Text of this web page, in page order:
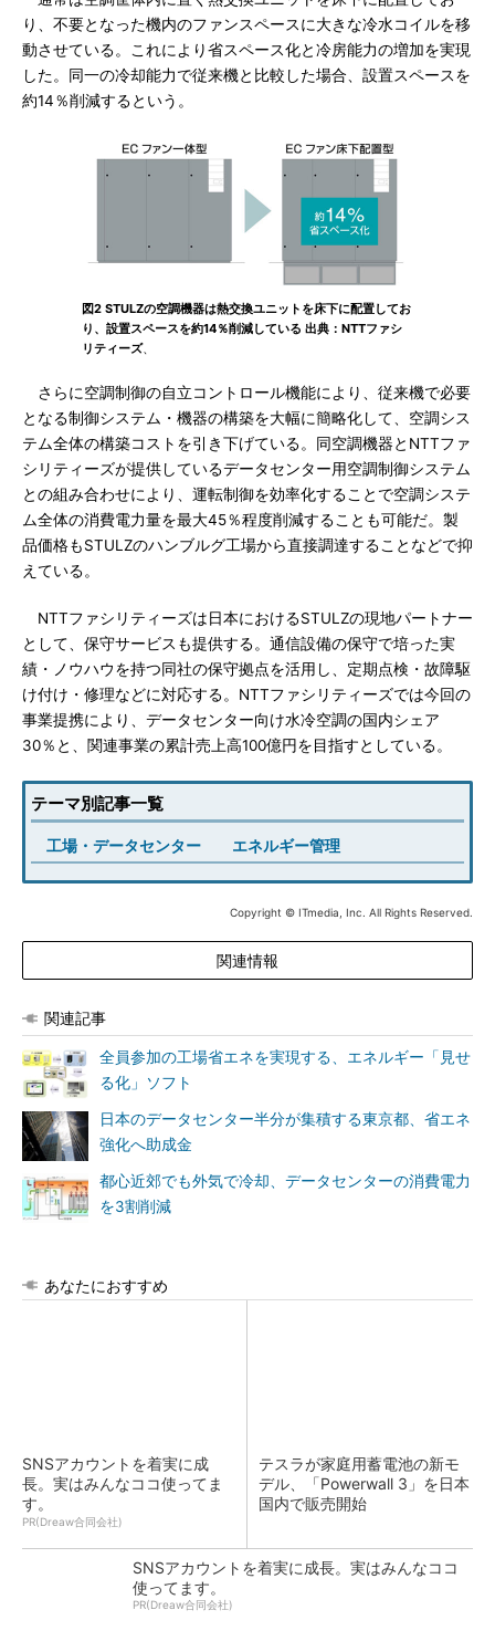
り、不要となった機内のファンスペースに大きな冷水コイルを移
動させている。これにより省スペース化と冷房能力の増加を実現
した。同一の冷却能力で従来機と比較した場合、設置スペースを
約14％削減するという。
図2 STULZの空調機器は熱交換ユニットを床下に配置してお
り、設置スペースを約14％削減している 出典：NTTファシ
リティーズ、
さらに空調制御の自立コントロール機能により、従来機で必要
となる制御システム・機器の構築を大幅に簡略化して、空調シス
テム全体の構築コストを引き下げている。同空調機器とNTTファ
シリティーズが提供しているデータセンター用空調制御システム
との組み合わせにより、運転制御を効率化することで空調システ
ム全体の消費電力量を最大45％程度削減することも可能だ。製
品価格もSTULZのハンブルグ工場から直接調達することなどで抑
えている。
NTTファシリティーズは日本におけるSTULZの現地パートナー
として、保守サービスも提供する。通信設備の保守で培った実
績・ノウハウを持つ同社の保守拠点を活用し、定期点検・故障駆
け付け・修理などに対応する。NTTファシリティーズでは今回の
事業提携により、データセンター向け水冷空調の国内シェア
30％と、関連事業の累計売上高100億円を目指すとしている。
テーマ別記事一覧
工場・データセンター エネルギー管理
Copyright © ITmedia, Inc. All Rights Reserved.
関連情報
関連記事
全員参加の工場省エネを実現する、エネルギー「見せ
る化」ソフト
日本のデータセンター半分が集積する東京都、省エネ
強化へ助成金
都心近郊でも外気で冷却、データセンターの消費電力
を3割削減
あなたにおすすめ
SNSアカウントを着実に成
長。実はみんなココ使ってま
す。
PR(Dreaw合同会社)
テスラが家庭用蓄電池の新モ
デル、「Powerwall 3」を日本
国内で販売開始
SNSアカウントを着実に成長。実はみんなココ
使ってます。
PR(Dreaw合同会社)